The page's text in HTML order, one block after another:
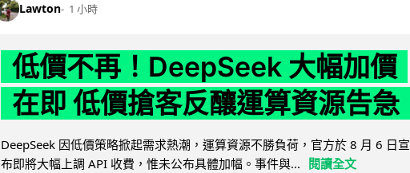
Lawton 1 小時
低價不再！DeepSeek 大幅加價
在即 低價搶客反釀運算資源告急
DeepSeek 因低價策略掀起需求熱潮，運算資源不勝負荷，官方於 8 月 6 日宣
布即將大幅上調 API 收費，惟未公布具體加幅。事件與... 閱讀全文